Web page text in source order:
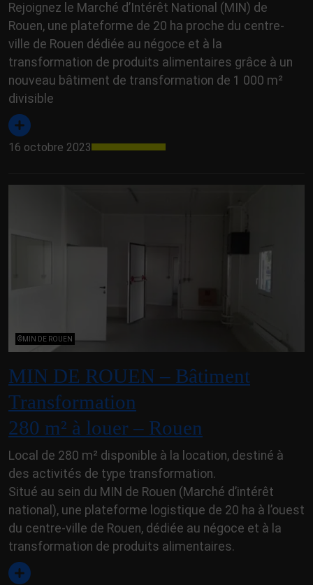
Rejoignez le Marché d’Intérêt National (MIN) de
Rouen, une plateforme de 20 ha proche du centre-
ville de Rouen dédiée au négoce et à la
transformation de produits alimentaires grâce à un
nouveau bâtiment de transformation de 1 000 m²
divisible
16 octobre 2023
©MIN DE ROUEN
MIN DE ROUEN – Bâtiment
Transformation
280 m² à louer – Rouen
Local de 280 m² disponible à la location, destiné à
des activités de type transformation.
Situé au sein du MIN de Rouen (Marché d’intérêt
national), une plateforme logistique de 20 ha à l’ouest
du centre-ville de Rouen, dédiée au négoce et à la
transformation de produits alimentaires.